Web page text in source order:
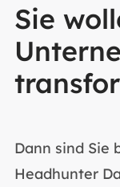
Sie
Dann sind Sie
Headhunter